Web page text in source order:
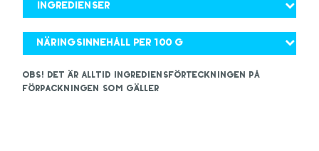
Ingredienser
Näringsinnehåll per 100 g
OBS! Det är alltid ingrediensförteckningen på
förpackningen som gäller